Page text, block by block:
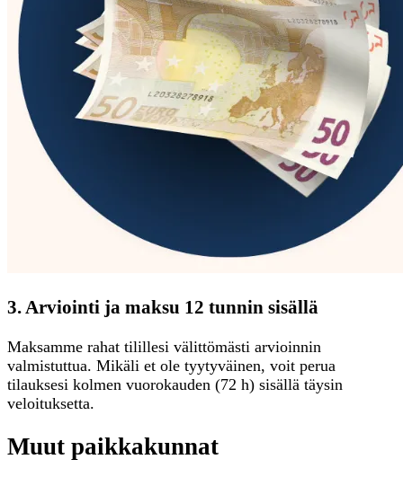
3. Arviointi ja maksu 12 tunnin sisällä
Maksamme rahat tilillesi välittömästi arvioinnin
valmistuttua. Mikäli et ole tyytyväinen, voit perua
tilauksesi kolmen vuorokauden (72 h) sisällä täysin
veloituksetta.
Muut paikkakunnat